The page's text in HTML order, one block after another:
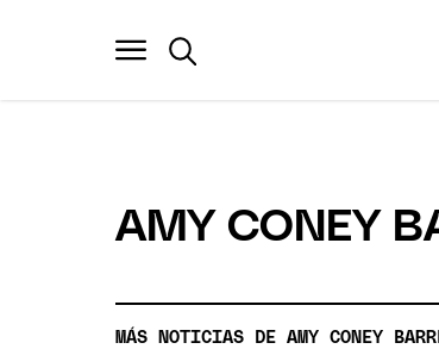
AMY CONEY
MÁS NOTICIAS DE AMY CONEY